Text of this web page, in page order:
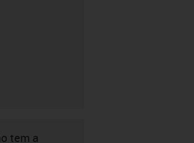
tem a